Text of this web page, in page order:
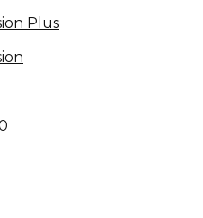
Plus